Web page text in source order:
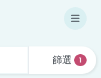
篩選 1